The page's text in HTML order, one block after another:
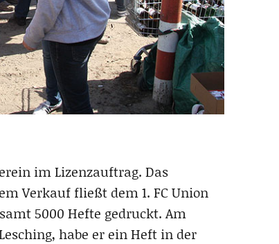
im Lizenzauftrag. Das
Verkauf fließt dem 1. FC Union
5000 Hefte gedruckt. Am
habe er ein Heft in der